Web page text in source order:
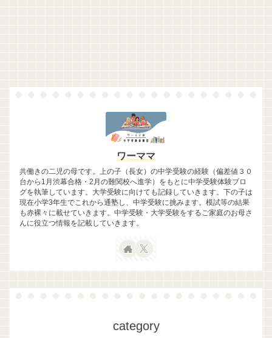
ワーママ
共働きの二児の母です。上の子（長女）の中学受験の経験（偏差値３０
台から1月渋幕合格・2月の難関校へ進学）をもとに中学受験体験ブロ
グを執筆しています。大学受験に向けても記録していきます。下の子は
現在小学3年生でこれから通塾し、中学受験に挑みます。模試等の結果
も赤裸々に載せていきます。中学受験・大学受験をするご家庭のお母さ
んに役立つ情報を記載していきます。
category